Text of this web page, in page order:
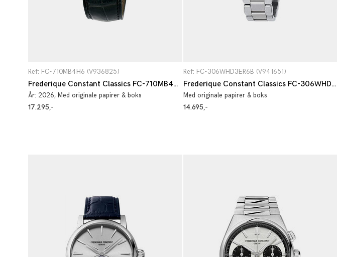
Ref: FC-710MB4H6 (V936825)
Frederique Constant Classics FC-710MB4H6
År: 2026, Med originale papirer & boks
17.295,-
Ref: FC-306WHD3ER6B (V941651)
Frederique Constant Classics FC-306WHD3ER6B
Med originale papirer & boks
14.695,-